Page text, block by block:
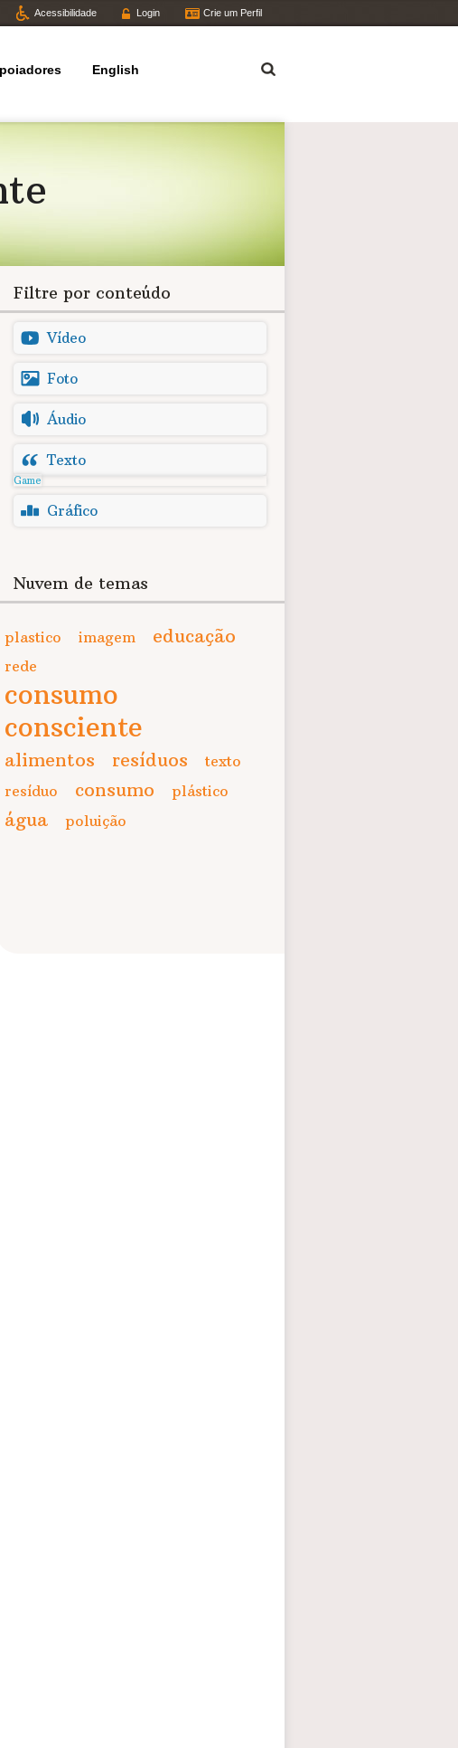
Acessibilidade Login Crie um Perfil
English Termo
Filtre por conteúdo
Vídeo
Foto
Áudio
Texto
Game
Gráfico
Nuvem de temas
plastico imagem educação
rede
consumo
consciente
alimentos resíduos
texto
resíduo
consumo plástico
água poluição